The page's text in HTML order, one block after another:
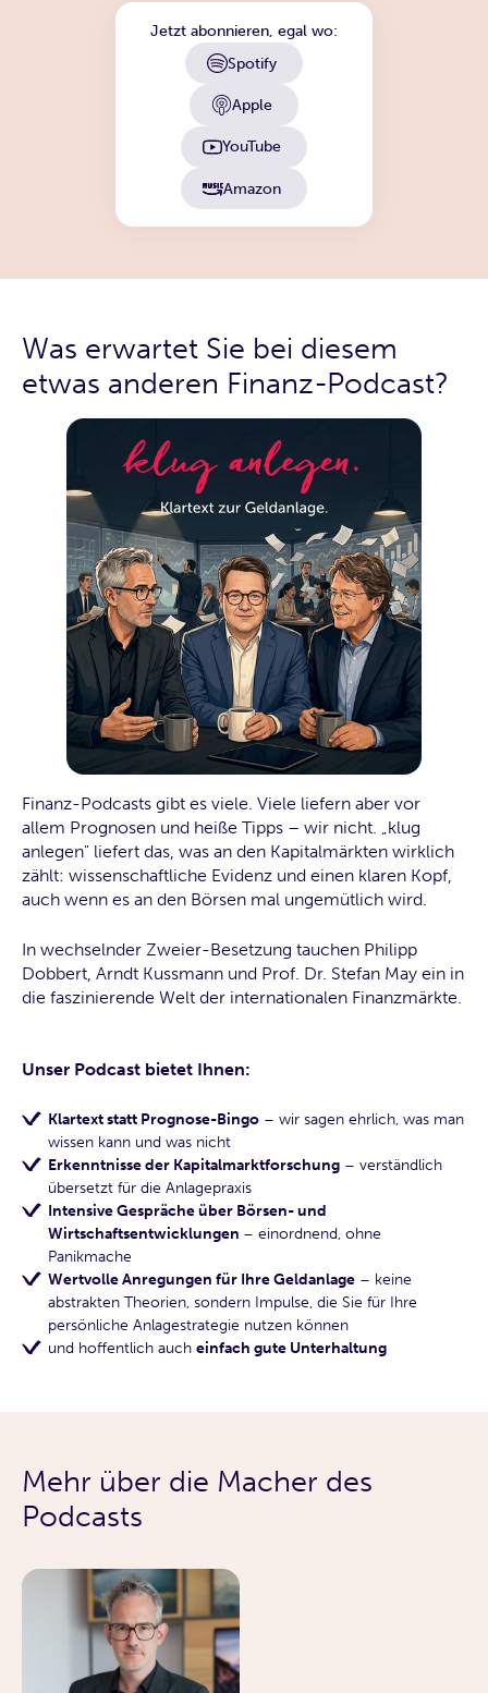
Jetzt abonnieren, egal wo:
Spotify
Apple
YouTube
Amazon
Was erwartet Sie bei diesem
etwas anderen Finanz-Podcast?
Finanz-Podcasts gibt es viele. Viele liefern aber vor
allem Prognosen und heiße Tipps – wir nicht. „klug
anlegen" liefert das, was an den Kapitalmärkten wirklich
zählt: wissenschaftliche Evidenz und einen klaren Kopf,
auch wenn es an den Börsen mal ungemütlich wird.
In wechselnder Zweier-Besetzung tauchen Philipp
Dobbert, Arndt Kussmann und Prof. Dr. Stefan May ein in
die faszinierende Welt der internationalen Finanzmärkte.
Unser Podcast bietet Ihnen:
Klartext statt Prognose-Bingo – wir sagen ehrlich, was man
wissen kann und was nicht
Erkenntnisse der Kapitalmarktforschung – verständlich
übersetzt für die Anlagepraxis
Intensive Gespräche über Börsen- und
Wirtschaftsentwicklungen – einordnend, ohne
Panikmache
Wertvolle Anregungen für Ihre Geldanlage – keine
abstrakten Theorien, sondern Impulse, die Sie für Ihre
persönliche Anlagestrategie nutzen können
und hoffentlich auch einfach gute Unterhaltung
Mehr über die Macher des
Podcasts